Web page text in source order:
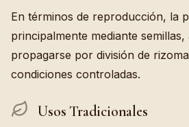
En términos de reproducción, la
principalmente mediante
propagarse por división de
condiciones controladas.
Usos Tradicionales